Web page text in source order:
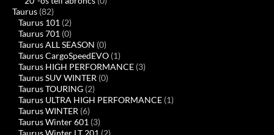
Taurus (82)
Taurus 101 (2)
Taurus 701 (0)
Taurus ALL SEASON (0)
Taurus CargoSpeedEVO (1)
Taurus HIGH PERFORMANCE (3)
Taurus SUV WINTER (0)
Taurus TOURING (2)
Taurus ULTRA HIGH PERFORMANCE (1)
Taurus WINTER (6)
Taurus Winter 601 (3)